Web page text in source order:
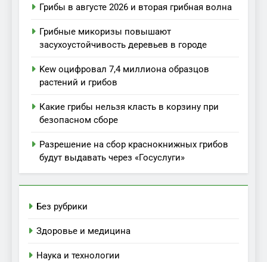
Грибы в августе 2026 и вторая грибная волна
Грибные микоризы повышают
засухоустойчивость деревьев в городе
Kew оцифровал 7,4 миллиона образцов
растений и грибов
Какие грибы нельзя класть в корзину при
безопасном сборе
Разрешение на сбор краснокнижных грибов
будут выдавать через «Госуслуги»
Без рубрики
Здоровье и медицина
Наука и технологии